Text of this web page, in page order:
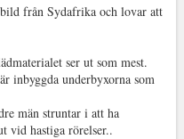
från Sydafrika och lovar att
ser ut som mest.
inbyggda underbyxorna som
män struntar i att ha
vid hastiga rörelser..